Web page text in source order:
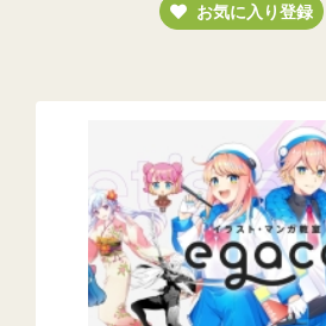
お気に入り登録